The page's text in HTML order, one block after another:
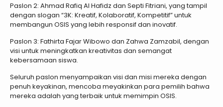
Paslon 2: Ahmad Rafiq Al Hafidz dan Septi Fitriani, yang tampil
dengan slogan “3K: Kreatif, Kolaboratif, Kompetitif” untuk
membangun OSIS yang lebih responsif dan inovatif.
Paslon 3: Fathirta Fajar Wibowo dan Zahwa Zamzabil, dengan
visi untuk meningkatkan kreativitas dan semangat
kebersamaan siswa.
​Seluruh paslon menyampaikan visi dan misi mereka dengan
penuh keyakinan, mencoba meyakinkan para pemilih bahwa
mereka adalah yang terbaik untuk memimpin OSIS.